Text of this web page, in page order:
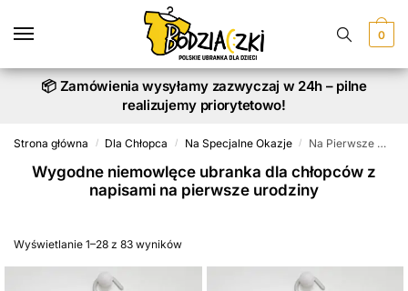
0
📦 Zamówienia wysyłamy zazwyczaj w 24h – pilne
realizujemy priorytetowo!
Strona główna / Dla Chłopca / Na Specjalne Okazje / Na Pierwsze Urodziny
Wygodne niemowlęce ubranka dla chłopców z
napisami na pierwsze urodziny
Wyświetlanie 1–28 z 83 wyników